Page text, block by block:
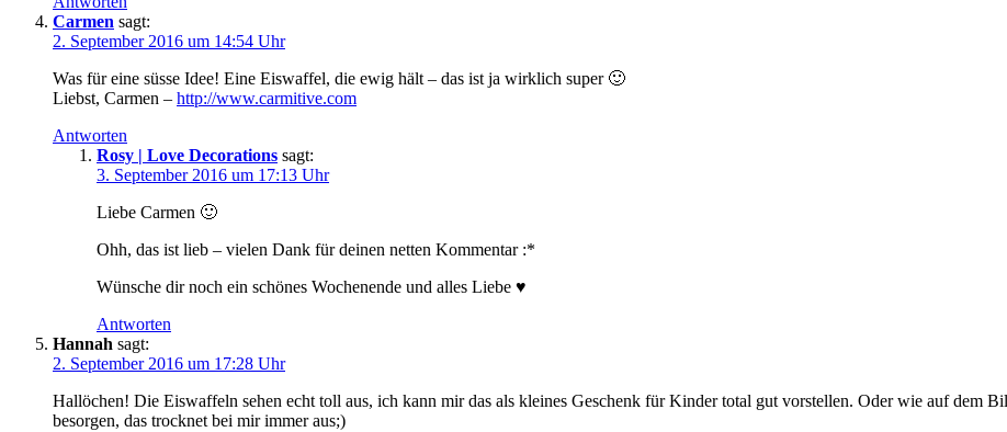
Carmen sagt:
2. September 2016 um 14:54 Uhr
Was für eine süsse Idee! Eine Eiswaffel, die ewig hält – das ist ja wirklich super 🙂
Liebst, Carmen – http://www.carmitive.com
Antworten
Rosy | Love Decorations sagt:
3. September 2016 um 17:13 Uhr
Liebe Carmen 🙂
Ohh, das ist lieb – vielen Dank für deinen netten Kommentar :*
Wünsche dir noch ein schönes Wochenende und alles Liebe ♥
Antworten
Hannah sagt:
2. September 2016 um 17:28 Uhr
Hallöchen! Die Eiswaffeln sehen echt toll aus, ich kann mir das als kleines Geschenk für Kinder total gut vorstellen. Oder wie auf
besorgen, das trocknet bei mir immer aus;)